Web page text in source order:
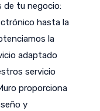
de tu negocio:
hasta la
la
adaptado
servicio
proporciona
y